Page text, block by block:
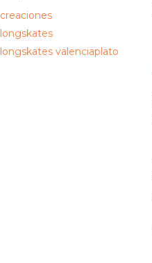
creaciones
longskates
longskates valenciaplato